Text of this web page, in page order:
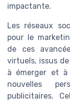
impactante.
Les réseaux
pour le
de ces
virtuels, issus
à émerger et
nouvelles
publicitaires.